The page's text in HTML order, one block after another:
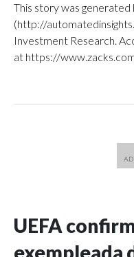
This story was generated
(http://
Investment Research.
at https://
UEFA
exempleada